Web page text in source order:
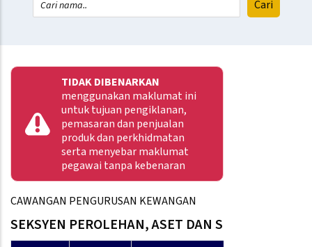
TIDAK DIBENARKAN
menggunakan maklumat ini
untuk tujuan pengiklanan,
pemasaran dan penjualan
produk dan perkhidmatan
serta menyebar maklumat
pegawai tanpa kebenaran
CAWANGAN PENGURUSAN KEWANGAN
SEKSYEN PEROLEHAN, ASET DAN STOR